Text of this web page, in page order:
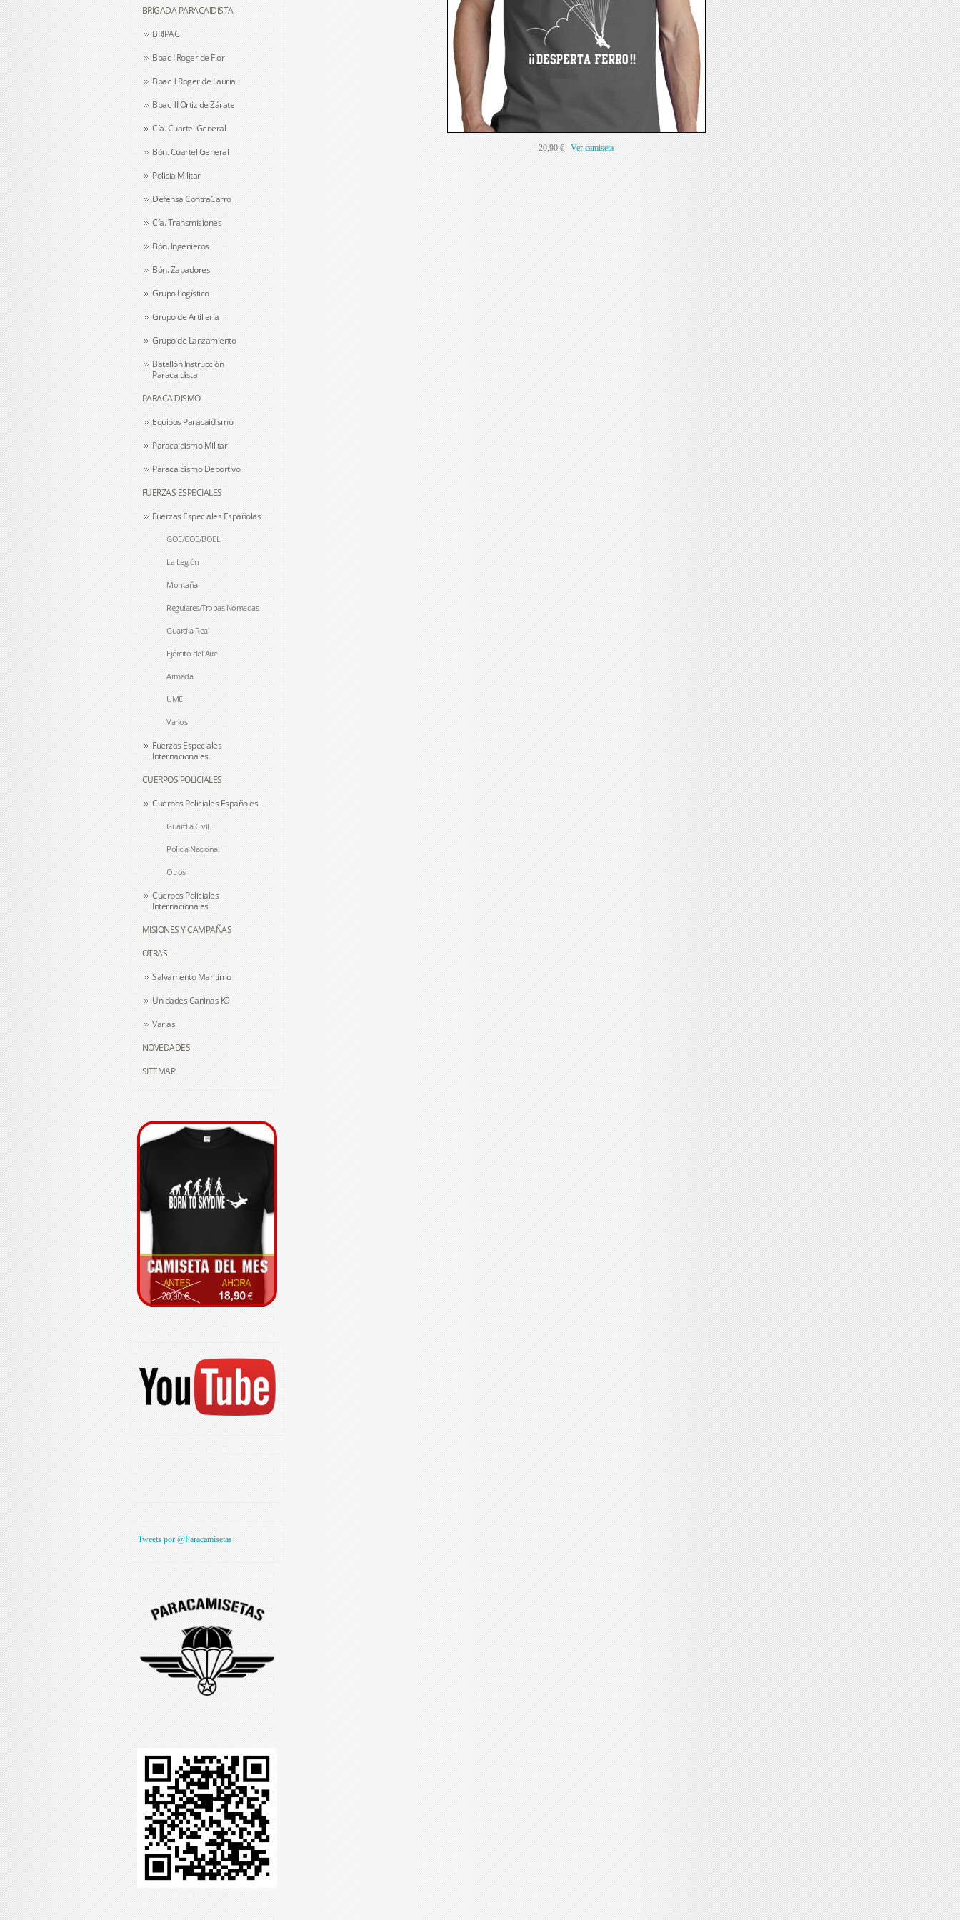
BRIGADA PARACAIDISTA
BRIPAC
Bpac I Roger de Flor
Bpac II Roger de Lauria
Bpac III Ortiz de Zárate
Cía. Cuartel General
Bón. Cuartel General
Policía Militar
Defensa ContraCarro
Cía. Transmisiones
Bón. Ingenieros
Bón. Zapadores
Grupo Logístico
Grupo de Artillería
Grupo de Lanzamiento
Batallón Instrucción
Paracaidista
PARACAIDISMO
Equipos Paracaidismo
Paracaidismo Militar
Paracaidismo Deportivo
FUERZAS ESPECIALES
Fuerzas Especiales Españolas
GOE/COE/BOEL
La Legión
Montaña
Regulares/Tropas Nómadas
Guardia Real
Ejército del Aire
Armada
UME
Varios
Fuerzas Especiales
Internacionales
CUERPOS POLICIALES
Cuerpos Policiales Españoles
Guardia Civil
Policía Nacional
Otros
Cuerpos Policiales
Internacionales
MISIONES Y CAMPAÑAS
OTRAS
Salvamento Marítimo
Unidades Caninas K9
Varias
NOVEDADES
SITEMAP
Tweets por @Paracamisetas
20,90 €Ver camiseta